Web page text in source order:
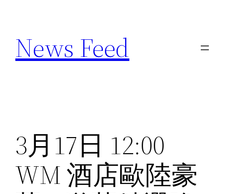
content
News Feed
3月17日 12:00
WM 酒店歐陸豪